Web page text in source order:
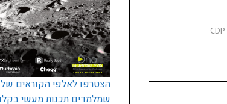
הצטרפו לאלפי הקוראים
שמלמדים תכנות מעשי